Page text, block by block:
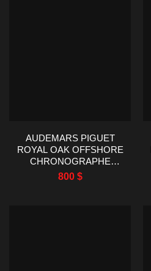
AUDEMARS PIGUET
ROYAL OAK OFFSHORE
CHRONOGRAPHE
26405CE CÉRAMIQUE
NOIRE TKF 42MM
800 $